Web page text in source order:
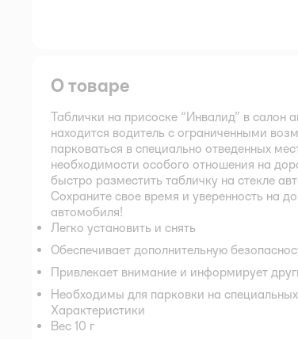
О товаре
Таблички на присоске “Инвалид” в
находится водитель с ограниченными
парковаться в специально отведенных
необходимости особого отношения на
быстро разместить табличку на стекле
Сохраните свое время и уверенность на
автомобиля!
Легко установить и снять
Обеспечивает дополнительную
Привлекает внимание и информирует
Необходимы для парковки на
Характеристики
Вес 10 г